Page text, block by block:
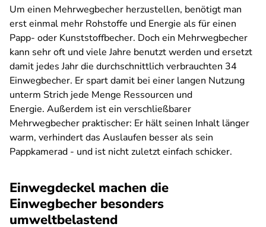
Um einen Mehrwegbecher herzustellen, benötigt man
erst einmal mehr Rohstoffe und Energie als für einen
Papp- oder Kunststoffbecher. Doch ein Mehrwegbecher
kann sehr oft und viele Jahre benutzt werden und ersetzt
damit jedes Jahr die durchschnittlich verbrauchten 34
Einwegbecher. Er spart damit bei einer langen Nutzung
unterm Strich jede Menge Ressourcen und
Energie. Außerdem ist ein verschließbarer
Mehrwegbecher praktischer: Er hält seinen Inhalt länger
warm, verhindert das Auslaufen besser als sein
Pappkamerad - und ist nicht zuletzt einfach schicker.
Einwegdeckel machen die
Einwegbecher besonders
umweltbelastend